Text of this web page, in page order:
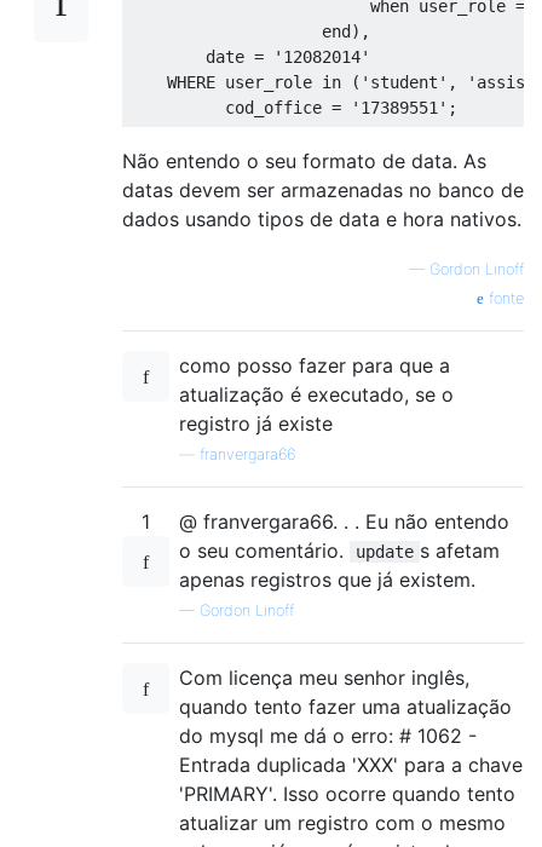
when user_role =
end),
        date
=
'12082014'
WHERE user_role in ( 'student' ,
          cod_office
= '17389551' ;
Não entendo o seu formato de data. As
datas devem ser armazenadas no banco de
dados usando tipos de data e hora nativos.
— Gordon Linoff
fonte
como posso fazer para que a
atualização é executado, se o
registro já existe
franvergara66
1
@ franvergara66. . . Eu não entendo
o seu comentário.
update s afetam
apenas registros que já existem.
— Gordon Linoff
Com licença meu senhor inglês,
quando tento fazer uma atualização
do mysql me dá o erro: # 1062 -
Entrada duplicada 'XXX' para a chave
'PRIMARY'. Isso ocorre quando tento
atualizar um registro com o mesmo